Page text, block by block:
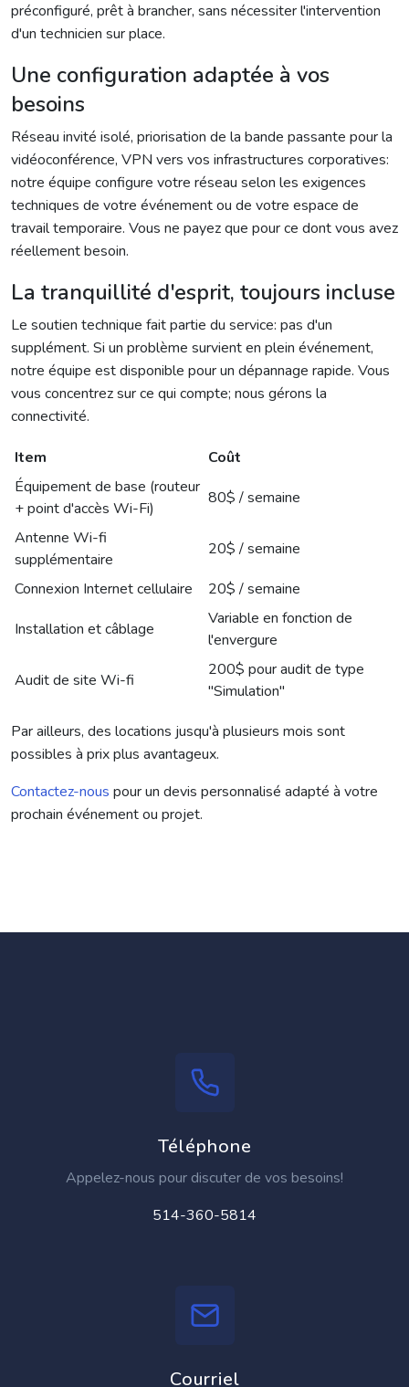
préconfiguré, prêt à brancher, sans nécessiter l'intervention
d'un technicien sur place.
Une configuration adaptée à vos
besoins
Réseau invité isolé, priorisation de la bande passante pour la
vidéoconférence, VPN vers vos infrastructures corporatives:
notre équipe configure votre réseau selon les exigences
techniques de votre événement ou de votre espace de
travail temporaire. Vous ne payez que pour ce dont vous avez
réellement besoin.
La tranquillité d'esprit, toujours incluse
Le soutien technique fait partie du service: pas d'un
supplément. Si un problème survient en plein événement,
notre équipe est disponible pour un dépannage rapide. Vous
vous concentrez sur ce qui compte; nous gérons la
connectivité.
Item
Coût
Équipement de base (routeur
+ point d'accès Wi-Fi)
80$ / semaine
Antenne Wi-fi
supplémentaire
20$ / semaine
Connexion Internet cellulaire
20$ / semaine
Installation et câblage
Variable en fonction de
l'envergure
Audit de site Wi-fi
200$ pour audit de type
"Simulation"
Par ailleurs, des locations jusqu'à plusieurs mois sont
possibles à prix plus avantageux.
Contactez-nous pour un devis personnalisé adapté à votre
prochain événement ou projet.
Téléphone
Appelez-nous pour discuter de vos besoins!
514-360-5814
Courriel